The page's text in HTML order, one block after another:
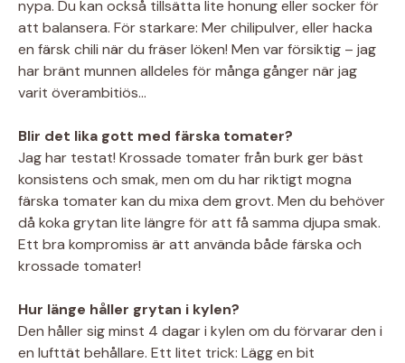
nypa. Du kan också tillsätta lite honung eller socker för
att balansera. För starkare: Mer chilipulver, eller hacka
en färsk chili när du fräser löken! Men var försiktig – jag
har bränt munnen alldeles för många gånger när jag
varit överambitiös…
Blir det lika gott med färska tomater?
Jag har testat! Krossade tomater från burk ger bäst
konsistens och smak, men om du har riktigt mogna
färska tomater kan du mixa dem grovt. Men du behöver
då koka grytan lite längre för att få samma djupa smak.
Ett bra kompromiss är att använda både färska och
krossade tomater!
Hur länge håller grytan i kylen?
Den håller sig minst 4 dagar i kylen om du förvarar den i
en lufttät behållare. Ett litet trick: Lägg en bit